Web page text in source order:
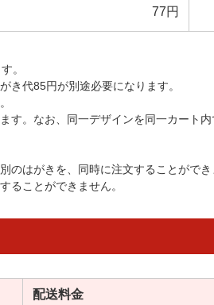
77円
。
き代85円が別途必要になります。
。なお、同一デザインを同一カート
はがきを、同時に注文することができ
ることができません。
配送料金